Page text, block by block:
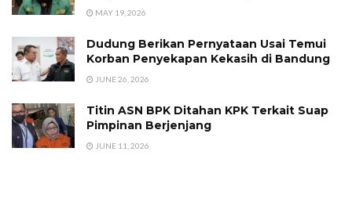
MAY 19, 2026
Dudung Berikan Pernyataan Usai Temui
Korban Penyekapan Kekasih di Bandung
JUNE 26, 2026
Titin ASN BPK Ditahan KPK Terkait Suap
Pimpinan Berjenjang
JUNE 11, 2026